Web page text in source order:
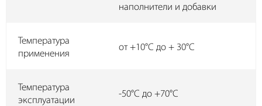
наполнители и добавки
Температура
применения
от +10°C до + 30°C
Температура
эксплуатации
-50°C до +70°C